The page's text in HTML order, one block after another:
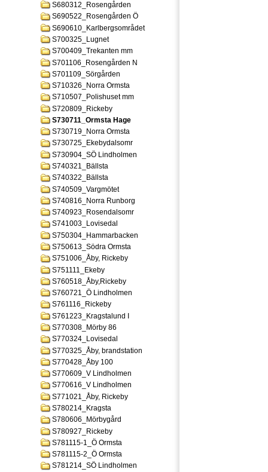
S680312_Rosengården
S690522_Rosengården Ö
S690610_Karlbergsområdet
S700325_Lugnet
S700409_Trekanten mm
S701106_Rosengården N
S701109_Sörgården
S710326_Norra Ormsta
S710507_Polishuset mm
S720809_Rickeby
S730711_Ormsta Hage
S730719_Norra Ormsta
S730725_Ekebydalsomr
S730904_SÖ Lindholmen
S740321_Bällsta
S740322_Bällsta
S740509_Vargmötet
S740816_Norra Runborg
S740923_Rosendalsomr
S741003_Lovisedal
S750304_Hammarbacken
S750613_Södra Ormsta
S751006_Åby, Rickeby
S751111_Ekeby
S760518_Åby,Rickeby
S760721_Ö Lindholmen
S761116_Rickeby
S761223_Kragstalund I
S770308_Mörby 86
S770324_Lovisedal
S770325_Åby, brandstation
S770428_Åby 100
S770609_V Lindholmen
S770616_V Lindholmen
S771021_Åby, Rickeby
S780214_Kragsta
S780606_Mörbygård
S780927_Rickeby
S781115-1_Ö Ormsta
S781115-2_Ö Ormsta
S781214_SÖ Lindholmen